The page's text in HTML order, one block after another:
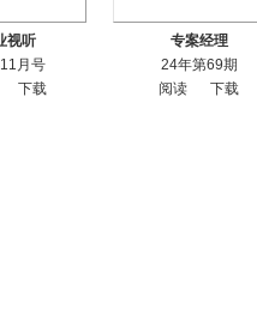
视听
月号
下载
专案经理
24年第69期
阅读
下载